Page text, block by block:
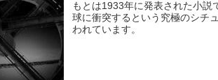
もとは1933年に発表された小説
球に衝突するという究極のシチ
われています。